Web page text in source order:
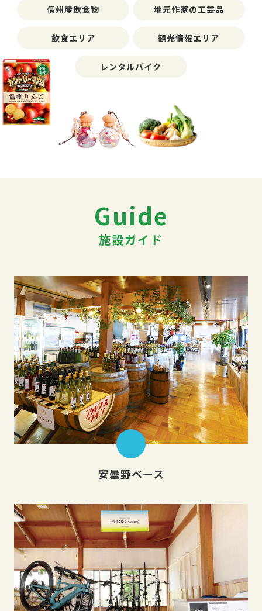
信州産飲食物 地元作家の工芸品
飲食エリア 観光情報エリア
レンタルバイク
Guide
施設ガイド
安曇野ベース